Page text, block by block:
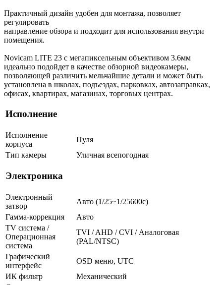
Практичный дизайн удобен для монтажа, позволяет
регулировать
направление обзора и подходит для использования внутри
помещения.
Novicam LITE 23 с мегапиксельным объективом 3.6мм
идеально подойдет в качестве обзорной видеокамеры,
позволяющей различить мельчайшие детали и может быть
установлена в школах, подъездах, парковках, автозаправках,
офисах, квартирах, магазинах, торговых центрах.
Исполнение
Исполнение
корпуса
Пуля
Тип камеры
Уличная всепогодная
Электроника
Электронный
затвор
Авто (1/25~1/25600с)
Гамма-коррекция
Авто
TV система /
Операционная
система
TVI / AHD / CVI / Аналоговая
(PAL/NTSC)
Графический
интерфейс
OSD меню, UTC
ИК фильтр
Механический